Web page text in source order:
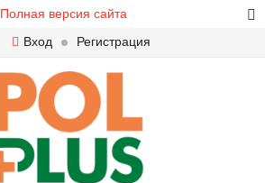
Полная версия сайта
Вход
Регистрация